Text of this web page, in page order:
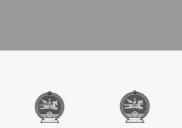
Холбоо барих